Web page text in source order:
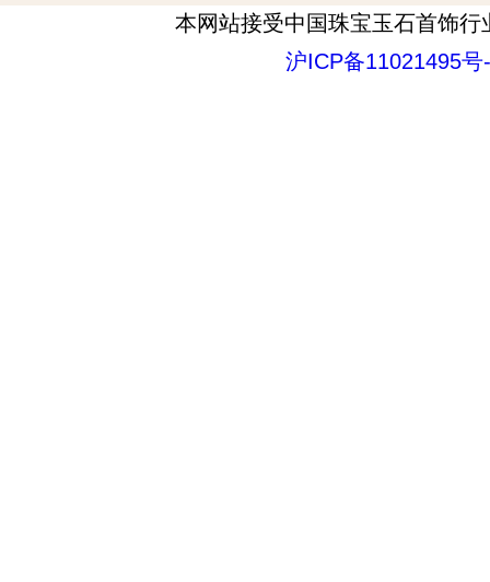
本网站接受中国珠宝玉石首饰行
沪ICP备11021495号